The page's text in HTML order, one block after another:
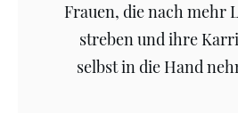
Frauen, die nach mehr
streben und ihre
selbst in die Hand